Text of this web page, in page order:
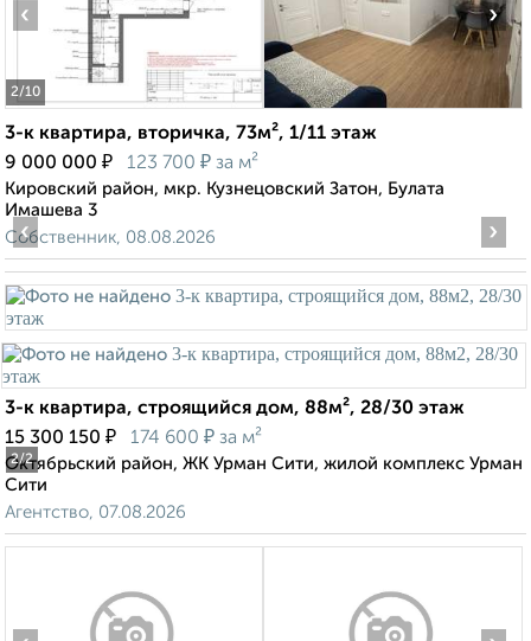
2/10
‹ ›
3-к квартира, вторичка, 73м², 1/11 этаж
9 000 000 ₽ 123 700 ₽ за м²
Кировский район, мкр. Кузнецовский Затон, Булата
Имашева 3
Собственник, 08.08.2026
2/2
‹ ›
3-к квартира, строящийся дом, 88м², 28/30 этаж
15 300 150 ₽ 174 600 ₽ за м²
Октябрьский район, ЖК Урман Сити, жилой комплекс Урман
Сити
Агентство, 07.08.2026